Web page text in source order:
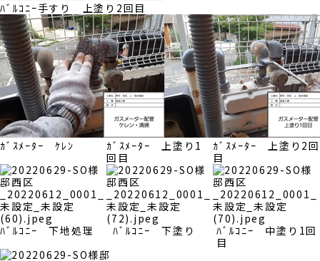
ﾊﾞﾙｺﾆｰ手すり 上塗り2回目
ｶﾞｽﾒｰﾀｰ ｹﾚﾝ
ｶﾞｽﾒｰﾀｰ 上塗り1
回目
ｶﾞｽﾒｰﾀｰ 上塗り2回
目
ﾊﾞﾙｺﾆｰ 下地処理 ﾊﾞﾙｺﾆｰ 下塗り
ﾊﾞﾙｺﾆｰ 中塗り1回
目